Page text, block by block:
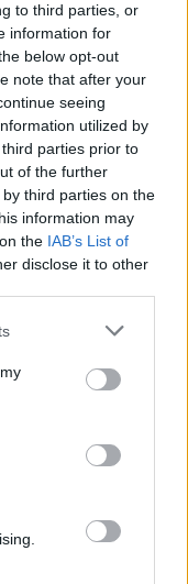
to third parties, or
information for
below opt-out
note that after your
seeing
utilized by
parties prior to
of the further
third parties on the
information may
the IAB’s List of
disclose it to other
or more Google
You may click to
third-party tags to
in below Google
η ΕΝΔΙΑΛΕ
τις νέες
την περαιτέρω
νέου,
έκταση
προσωρινής
σύγχρονες
κινδύνων